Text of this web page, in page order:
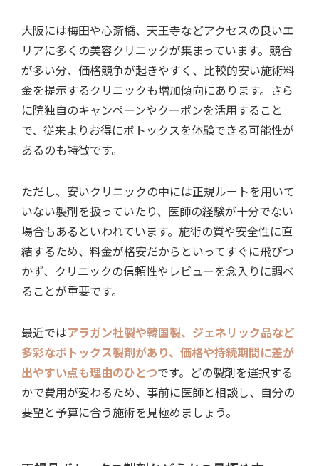
大阪には梅田や心斎橋、天王寺などアクセスの良いエ
リアに多くの美容クリニックが集まっています。競合
が多い分、価格競争が起きやすく、比較的安い施術料
金を提示するクリニックも増加傾向にあります。さら
に院独自のキャンペーンやクーポンを活用すること
で、従来よりお得にボトックスを体験できる可能性が
あるのも特徴です。
ただし、安いクリニックの中には正規ルートを用いて
いない製剤を扱っていたり、医師の経験が十分でない
場合もあるといわれています。施術の質や安全性に直
結するため、料金が格安だからといってすぐに飛びつ
かず、クリニックの信頼性やレビューを念入りに調べ
ることが重要です。
最近ではアラガン社製や韓国製、ジェネリック品など
多彩なボトックス製剤があり、価格や持続期間に差が
出やすい点も理由のひとつです。どの製剤を選択する
かで費用が変わるため、事前に医師と相談し、自分の
要望と予算に合う施術を見極めましょう。